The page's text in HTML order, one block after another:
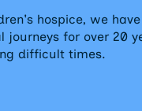
hospice, we
journeys for over 20
difficult times.